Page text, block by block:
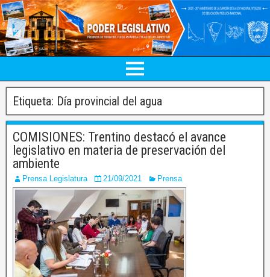
Etiqueta: Día provincial del agua
COMISIONES: Trentino destacó el avance
legislativo en materia de preservación del
ambiente
Prensa Legislatura 21/09/2021 Prensa